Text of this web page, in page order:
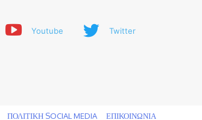
Youtube Twitter
ΠΟΛΙΤΙΚΗ SOCIAL MEDIA ΕΠΙΚΟΙΝΩΝΙΑ